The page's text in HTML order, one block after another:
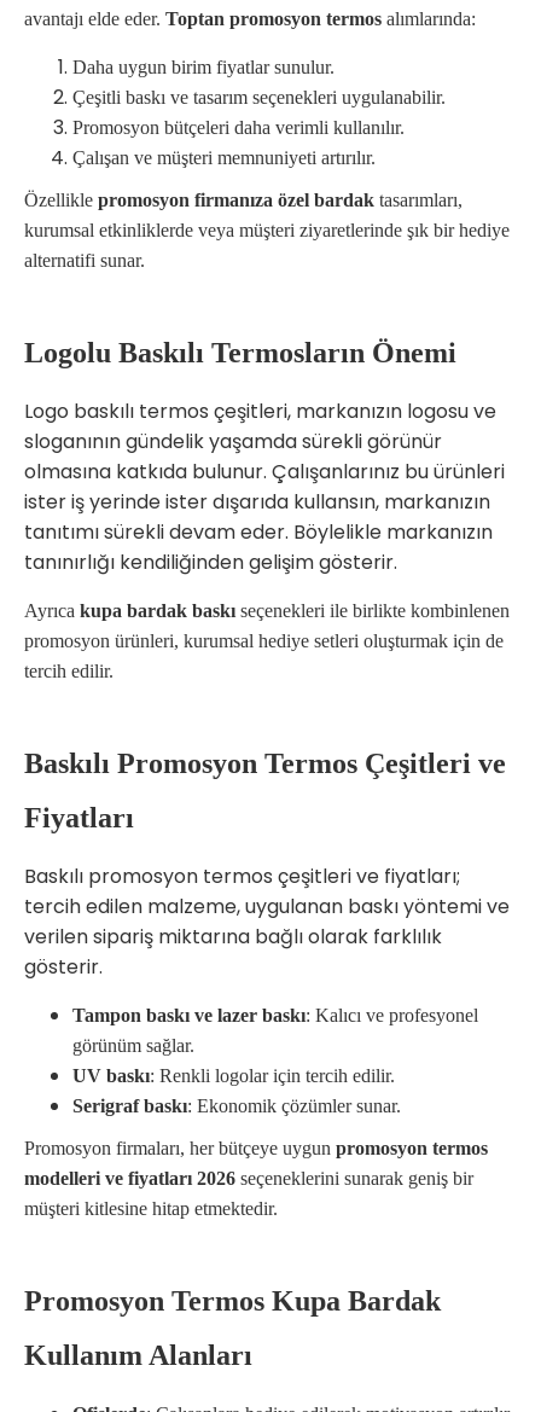
avantajı elde eder. Toptan promosyon termos alımlarında:
Daha uygun birim fiyatlar sunulur.
Çeşitli baskı ve tasarım seçenekleri uygulanabilir.
Promosyon bütçeleri daha verimli kullanılır.
Çalışan ve müşteri memnuniyeti artırılır.
Özellikle promosyon firmanıza özel bardak tasarımları,
kurumsal etkinliklerde veya müşteri ziyaretlerinde şık bir hediye
alternatifi sunar.
Logolu Baskılı Termosların Önemi
Logo baskılı termos çeşitleri, markanızın logosu ve
sloganının gündelik yaşamda sürekli görünür
olmasına katkıda bulunur. Çalışanlarınız bu ürünleri
ister iş yerinde ister dışarıda kullansın, markanızın
tanıtımı sürekli devam eder. Böylelikle markanızın
tanınırlığı kendiliğinden gelişim gösterir.
Ayrıca kupa bardak baskı seçenekleri ile birlikte kombinlenen
promosyon ürünleri, kurumsal hediye setleri oluşturmak için de
tercih edilir.
Baskılı Promosyon Termos Çeşitleri ve
Fiyatları
Baskılı promosyon termos çeşitleri ve fiyatları;
tercih edilen malzeme, uygulanan baskı yöntemi ve
verilen sipariş miktarına bağlı olarak farklılık
gösterir.
Tampon baskı ve lazer baskı: Kalıcı ve profesyonel
görünüm sağlar.
UV baskı: Renkli logolar için tercih edilir.
Serigraf baskı: Ekonomik çözümler sunar.
Promosyon firmaları, her bütçeye uygun promosyon termos
modelleri ve fiyatları 2026 seçeneklerini sunarak geniş bir
müşteri kitlesine hitap etmektedir.
Promosyon Termos Kupa Bardak
Kullanım Alanları